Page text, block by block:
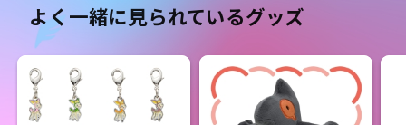
よく一緒に見られているグッズ